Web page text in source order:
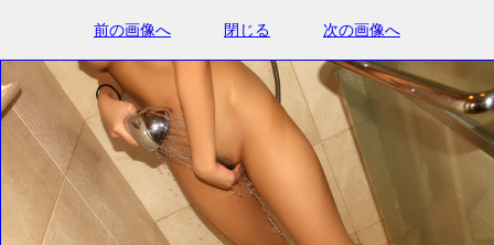
前の画像へ 閉じる 次の画像へ